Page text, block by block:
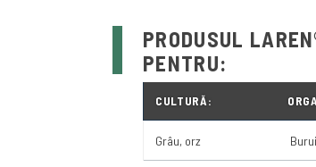
PRODUSUL
PENTRU:
CULTURĂ:
Grâu, orz